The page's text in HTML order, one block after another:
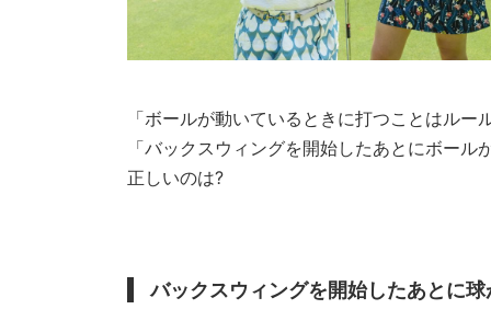
「ボールが動いているときに打つことはル
「バックスウィングを開始したあとにボー
正しいのは?
バックスウィングを開始したあとに